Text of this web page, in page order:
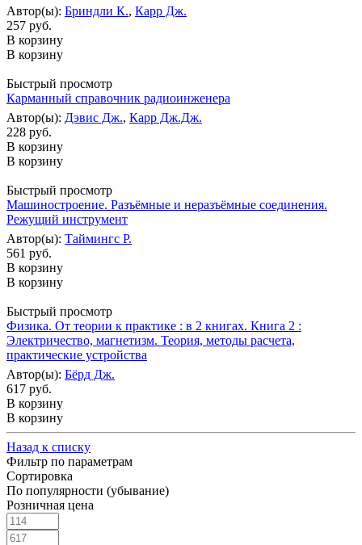
Автор(ы): Бриндли К., Карр Дж.
257 руб.
В корзину
В корзину
Быстрый просмотр
Карманный справочник радиоинженера
Автор(ы): Дэвис Дж., Карр Дж.Дж.
228 руб.
В корзину
В корзину
Быстрый просмотр
Машиностроение. Разъёмные и неразъёмные соединения.
Режущий инструмент
Автор(ы): Таймингс Р.
561 руб.
В корзину
В корзину
Быстрый просмотр
Физика. От теории к практике : в 2 книгах. Книга 2 :
Электричество, магнетизм. Теория, методы расчета,
практические устройства
Автор(ы): Бёрд Дж.
617 руб.
В корзину
В корзину
Назад к списку
Фильтр по параметрам
Сортировка
По популярности (убывание)
Розничная цена